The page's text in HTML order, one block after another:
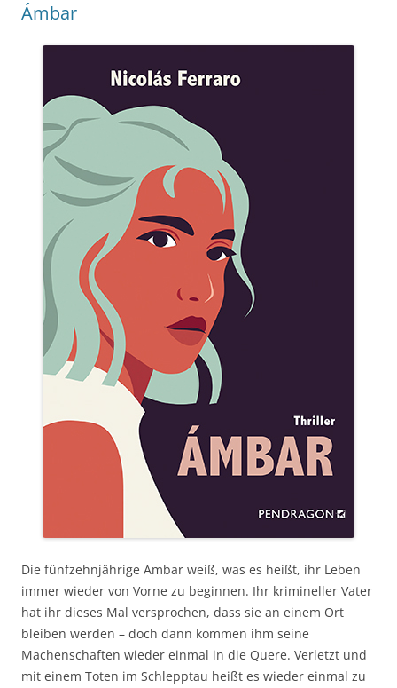
Ámbar
Die fünfzehnjährige Ambar weiß, was es heißt, ihr Leben
immer wieder von Vorne zu beginnen. Ihr krimineller Vater
hat ihr dieses Mal versprochen, dass sie an einem Ort
bleiben werden – doch dann kommen ihm seine
Machenschaften wieder einmal in die Quere. Verletzt und
mit einem Toten im Schlepptau heißt es wieder einmal zu